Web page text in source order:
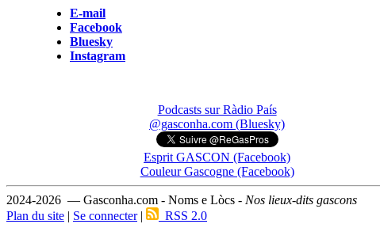
E-mail
Facebook
Bluesky
Instagram
Podcasts sur Ràdio País
@gasconha.com (Bluesky)
Esprit GASCON (Facebook)
Couleur Gascogne (Facebook)
2024-2026 — Gasconha.com - Noms e Lòcs - Nos lieux-dits gascons
Plan du site | Se connecter| RSS 2.0